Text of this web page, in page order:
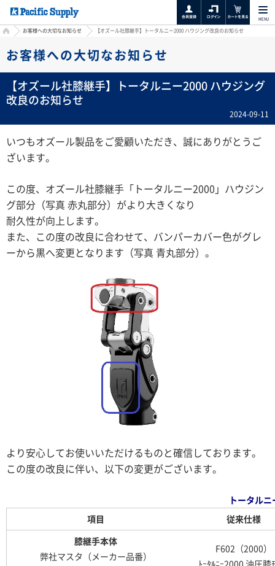
MENU
HOMEお客様への大切なお知らせ 【オズール社膝継手】トータルニー2000 ハウジング改良のお知らせ
お客様への大切なお知らせ
【オズール社膝継手】トータルニー2000 ハウジング
改良のお知らせ
2024-09-11
いつもオズール製品をご愛顧いただき、誠にありがとうご
ざいます。
この度、オズール社膝継手「トータルニー2000」 ハウジン
グ部分（写真 赤丸部分）がより大きくなり
耐久性が向上します。
また、この度の改良に合わせて、バンパーカバー色がグレ
ーから黒へ変更となります（写真 青丸部分）。
より安心してお使いいただけるものと確信しております。
この度の改良に伴い、以下の変更がございます。
トータル
項目
従来仕様
膝継手本体
弊社マスタ（メーカー品番）
F602（2000）
ﾄｰﾀﾙﾆｰ2000 油圧膝